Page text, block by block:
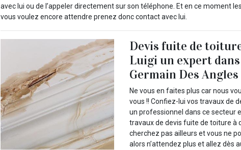
avec lui ou de l’appeler directement sur son téléphone. Et en ce moment
vous voulez encore attendre prenez donc contact avec lui.
Devis fuite de
Luigi un expert
Germain Des
Ne vous en faites plus car nous
vous !! Confiez-lui vos travaux de
un professionnel dans ce secteur
travaux de devis fuite de toiture à
cherchez pas ailleurs et vous ne
alors n’attendez plus et allez dès